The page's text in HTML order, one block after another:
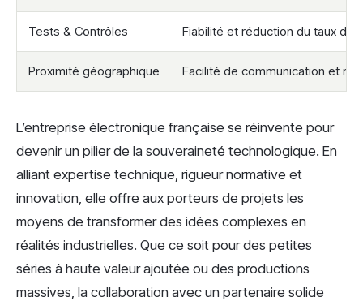
Tests & Contrôles Fiabilité et réduction du taux de
Proximité géographique Facilité de communication et
L’entreprise électronique française se réinvente pour
devenir un pilier de la souveraineté technologique. En
alliant expertise technique, rigueur normative et
innovation, elle offre aux porteurs de projets les
moyens de transformer des idées complexes en
réalités industrielles. Que ce soit pour des petites
séries à haute valeur ajoutée ou des productions
massives, la collaboration avec un partenaire solide